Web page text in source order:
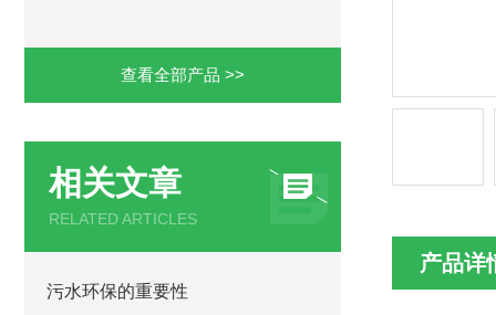
查看全部产品 >>
相关文章
RELATED ARTICLES
污水环保的重要性
产品详